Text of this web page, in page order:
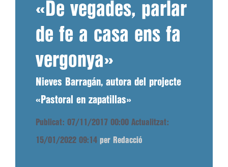
«De vegades, parlar
de fe a casa ens fa
vergonya»
Nieves Barragán, autora del projecte
«Pastoral en zapatillas»
Publicat: 07/11/2017 00:00 Actualitzat:
15/01/2022 09:14 per Redacció